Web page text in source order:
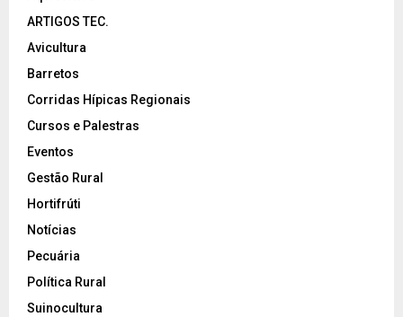
ARTIGOS TEC.
Avicultura
Barretos
Corridas Hípicas Regionais
Cursos e Palestras
Eventos
Gestão Rural
Hortifrúti
Notícias
Pecuária
Política Rural
Suinocultura